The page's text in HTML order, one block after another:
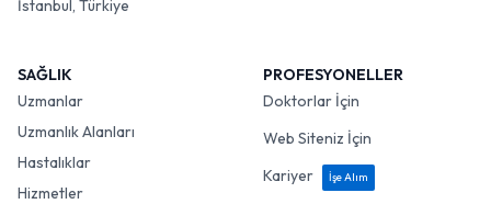
İstanbul, Türkiye
SAĞLIK
Uzmanlar
Uzmanlık Alanları
Hastalıklar
Hizmetler
PROFESYONELLER
Doktorlar İçin
Web Siteniz İçin
Kariyer
İşe Alım